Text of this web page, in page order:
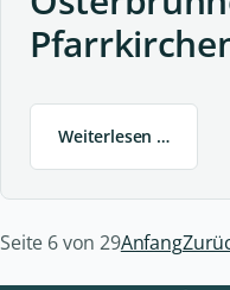
Weiterlesen …
Seite 6 von 29Anfang